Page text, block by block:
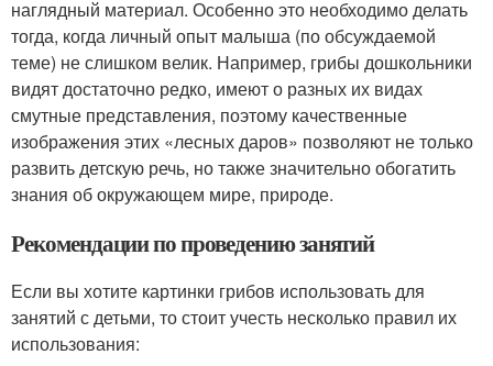
наглядный материал. Особенно это необходимо делать
тогда, когда личный опыт малыша (по обсуждаемой
теме) не слишком велик. Например, грибы дошкольники
видят достаточно редко, имеют о разных их видах
смутные представления, поэтому качественные
изображения этих «лесных даров» позволяют не только
развить детскую речь, но также значительно обогатить
знания об окружающем мире, природе.
Рекомендации по проведению занятий
Если вы хотите картинки грибов использовать для
занятий с детьми, то стоит учесть несколько правил их
использования: